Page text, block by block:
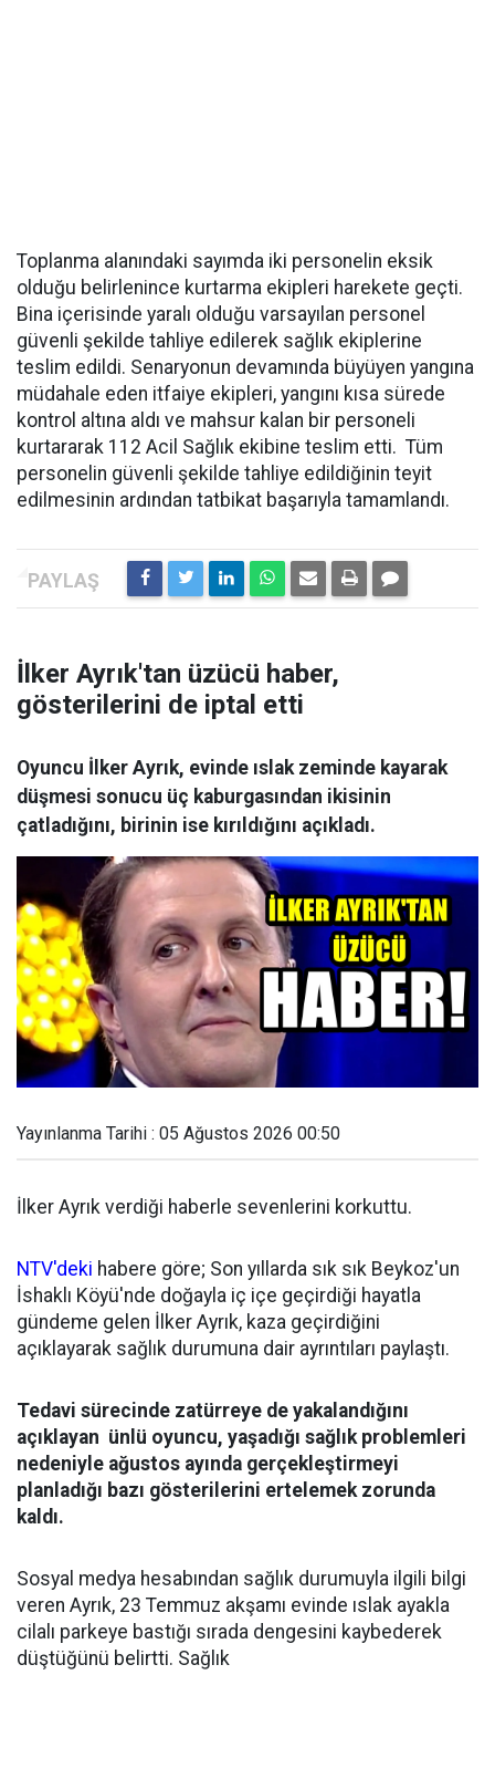
Toplanma alanındaki sayımda iki personelin eksik
olduğu belirlenince kurtarma ekipleri harekete geçti.
Bina içerisinde yaralı olduğu varsayılan personel
güvenli şekilde tahliye edilerek sağlık ekiplerine
teslim edildi. Senaryonun devamında büyüyen yangına
müdahale eden itfaiye ekipleri, yangını kısa sürede
kontrol altına aldı ve mahsur kalan bir personeli
kurtararak 112 Acil Sağlık ekibine teslim etti. Tüm
personelin güvenli şekilde tahliye edildiğinin teyit
edilmesinin ardından tatbikat başarıyla tamamlandı.
İlker Ayrık'tan üzücü haber,
gösterilerini de iptal etti
Oyuncu İlker Ayrık, evinde ıslak zeminde kayarak
düşmesi sonucu üç kaburgasından ikisinin
çatladığını, birinin ise kırıldığını açıkladı.
Yayınlanma Tarihi : 05 Ağustos 2026 00:50
İlker Ayrık verdiği haberle sevenlerini korkuttu.
NTV'deki habere göre; Son yıllarda sık sık Beykoz'un
İshaklı Köyü'nde doğayla iç içe geçirdiği hayatla
gündeme gelen İlker Ayrık, kaza geçirdiğini
açıklayarak sağlık durumuna dair ayrıntıları paylaştı.
Tedavi sürecinde zatürreye de yakalandığını
açıklayan ünlü oyuncu, yaşadığı sağlık problemleri
nedeniyle ağustos ayında gerçekleştirmeyi
planladığı bazı gösterilerini ertelemek zorunda
kaldı.
Sosyal medya hesabından sağlık durumuyla ilgili bilgi
veren Ayrık, 23 Temmuz akşamı evinde ıslak ayakla
cilalı parkeye bastığı sırada dengesini kaybederek
düştüğünü belirtti. Sağlık